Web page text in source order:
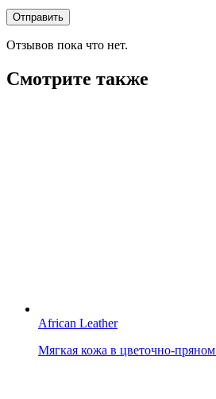
Отзывов пока что нет.
Смотрите также
African Leather
Мягкая кожа в цветочно-пряном